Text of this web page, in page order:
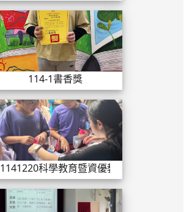
114-1書香獎
114-1書香獎
1141220科學
1141220科學教育暨資優教育嘉年華